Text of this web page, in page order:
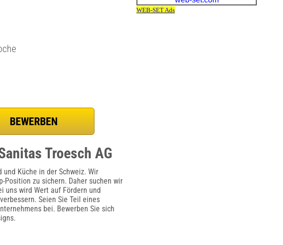
Troesch AG
Küche in der Schweiz. Wir
Position zu sichern. Daher suchen wir
uns wird Wert auf Fördern und
Seien Sie Teil eines
bei. Bewerben Sie sich